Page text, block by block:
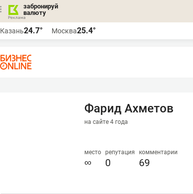
забронируй
валюту
Казань24.7° Москва25.4°
Фарид Ахметов
на сайте 4 года
место
∞
репутация
0
комментарии
69